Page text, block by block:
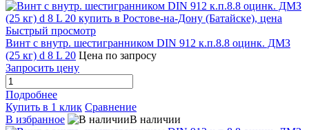
Быстрый просмотр
Винт с внутр. шестигранником DIN 912 к.п.8.8 оцинк. ДМЗ
(25 кг) d 8 L 20 Цена по запросу
Запросить цену
Подробнее
Купить в 1 клик Сравнение
В избранное
В наличии